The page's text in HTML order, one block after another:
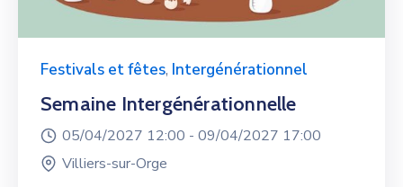
Festivals et fêtes, Intergénérationnel
Semaine Intergénérationnelle
05/04/2027 12:00 - 09/04/2027 17:00
Villiers-sur-Orge